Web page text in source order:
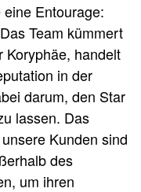
Entourage:
Team kümmert
Koryphäe, handelt
in der
darum, den Star
lassen. Das
Kunden sind
des
um ihren